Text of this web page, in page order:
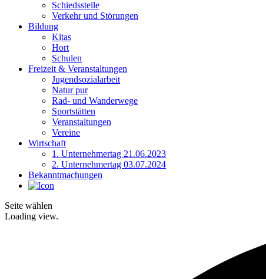
Schiedsstelle
Verkehr und Störungen
Bildung
Kitas
Hort
Schulen
Freizeit & Veranstaltungen
Jugendsozialarbeit
Natur pur
Rad- und Wanderwege
Sportstätten
Veranstaltungen
Vereine
Wirtschaft
1. Unternehmertag 21.06.2023
2. Unternehmertag 03.07.2024
Bekanntmachungen
Seite wählen
Loading view.